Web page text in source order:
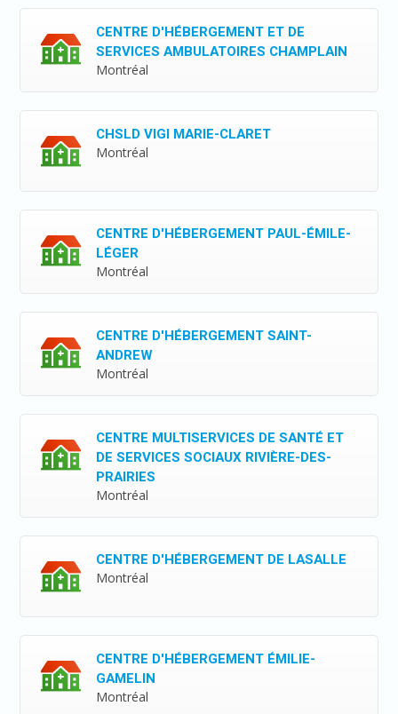
CENTRE D'HÉBERGEMENT ET DE
SERVICES AMBULATOIRES CHAMPLAIN
Montréal
CHSLD VIGI MARIE-CLARET
Montréal
CENTRE D'HÉBERGEMENT PAUL-ÉMILE-
LÉGER
Montréal
CENTRE D'HÉBERGEMENT SAINT-
ANDREW
Montréal
CENTRE MULTISERVICES DE SANTÉ ET
DE SERVICES SOCIAUX RIVIÈRE-DES-
PRAIRIES
Montréal
CENTRE D'HÉBERGEMENT DE LASALLE
Montréal
CENTRE D'HÉBERGEMENT ÉMILIE-
GAMELIN
Montréal